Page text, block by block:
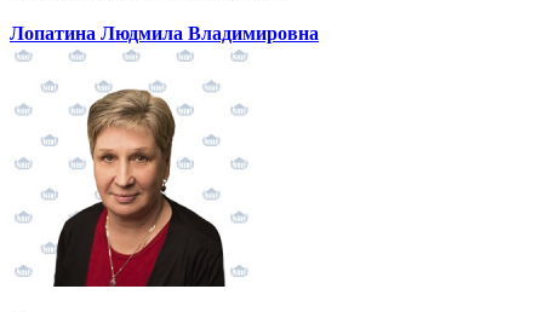
Лопатина Людмила Владимировна